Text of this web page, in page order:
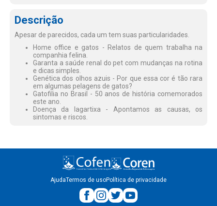
Descrição
Apesar de parecidos, cada um tem suas particularidades.
Home office e gatos - Relatos de quem trabalha na
companhia felina.
Garanta a saúde renal do pet com mudanças na rotina
e dicas simples.
Genética dos olhos azuis - Por que essa cor é tão rara
em algumas pelagens de gatos?
Gatofilia no Brasil - 50 anos de história comemorados
este ano.
Doença da lagartixa - Apontamos as causas, os
sintomas e riscos.
AjudaTermos de usoPolítica de privacidade